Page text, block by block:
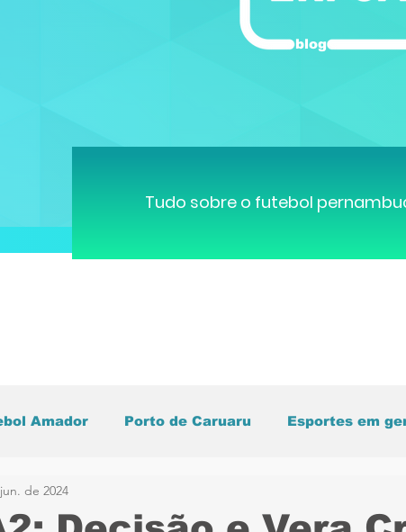
blog
Tudo sobre o futebol
Amador Porto de Caruaru Esportes em
do Mundo
de 2024